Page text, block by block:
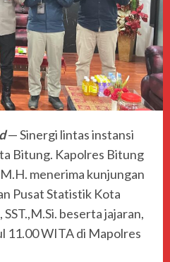
— Sinergi lintas instansi
Bitung. Kapolres Bitung
menerima kunjungan
Pusat Statistik Kota
beserta jajaran,
11.00 WITA di Mapolres